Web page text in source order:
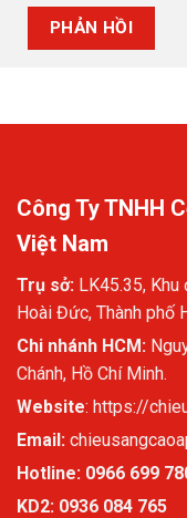
Công Ty TNHH
Việt Nam
Trụ sở: LK45.35, Khu
Hoài Đức, Thành phố
Chi nhánh HCM:
Chánh, Hồ Chí Minh.
Website: https://
Email:
Hotline: 0966 699
KD2: 0936 084 765